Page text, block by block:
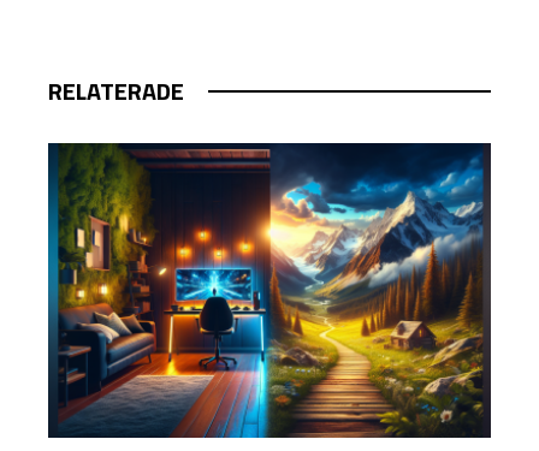
RELATERADE